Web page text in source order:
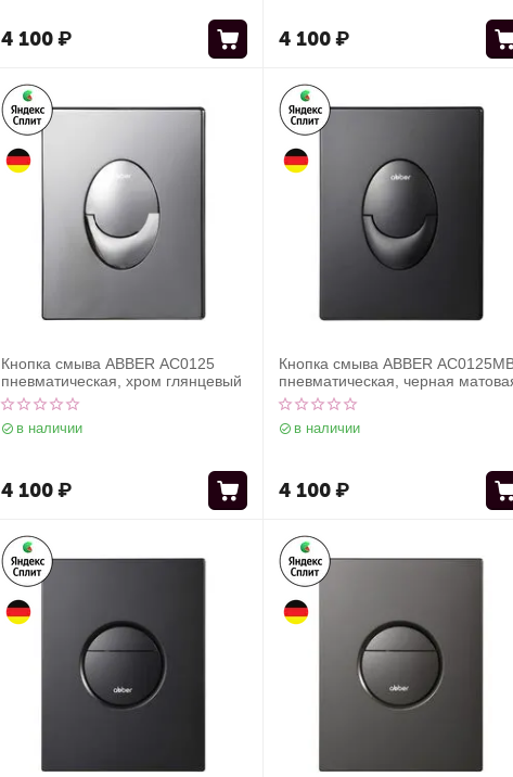
4 100₽ 4 100₽
Кнопка смыва ABBER AC0125
пневматическая, хром глянцевый
в наличии
4 100₽
Кнопка смыва ABBER
пневматическая, черная
в наличии
4 100₽